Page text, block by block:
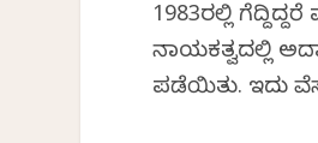
1983ರಲ್ಲಿ
ನಾಯಕತ್ವದಲ್ಲಿ
ಪಡೆಯಿತು. ಇದು